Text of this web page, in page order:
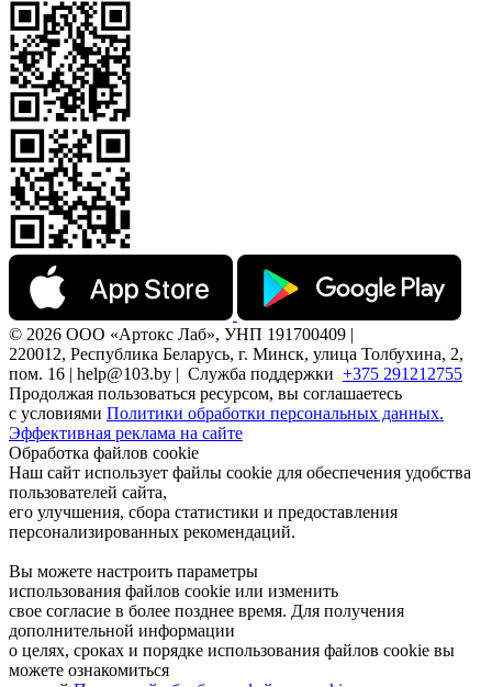
© 2026 ООО «Артокс Лаб», УНП 191700409 |
220012, Республика Беларусь, г. Минск, улица Толбухина, 2,
пом. 16 | help@103.by | Служба поддержки +375 291212755
Продолжая пользоваться ресурсом, вы соглашаетесь
с условиями Политики обработки персональных данных.
Эффективная реклама на сайте
Обработка файлов cookie
Наш сайт использует файлы cookie для обеспечения удобства
пользователей сайта,
его улучшения, сбора статистики и предоставления
персонализированных рекомендаций.
Вы можете настроить параметры
использования файлов cookie или изменить
свое согласие в более позднее время. Для получения
дополнительной информации
о целях, сроках и порядке использования файлов cookie вы
можете ознакомиться